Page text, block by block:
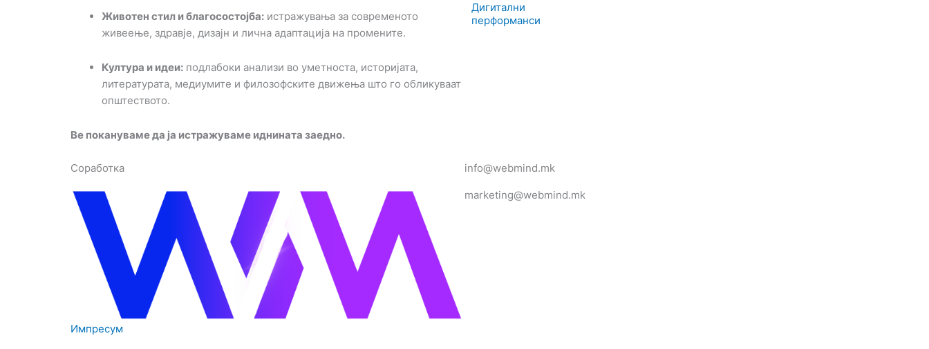
Животен стил и благосостојба: истражувања за современото
живеење, здравје, дизајн и лична адаптација на промените.
Култура и идеи: подлабоки анализи во уметноста, историјата,
литературата, медиумите и филозофските движења што го обликуваат
општеството.
Ве покануваме да ја истражуваме иднината заедно.
Дигитални
перформанси
Соработка
Импресум
info@webmind.mk
marketing@webmind.mk